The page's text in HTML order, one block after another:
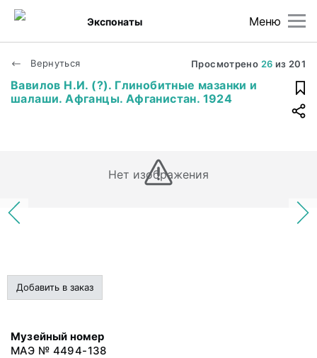
Меню
Экспонаты
Вернуться Просмотрено 26 из 201
Вавилов Н.И. (?). Глинобитные мазанки и
шалаши. Афганцы. Афганистан. 1924
Нет изображения
Добавить в заказ
Музейный номер
МАЭ № 4494-138